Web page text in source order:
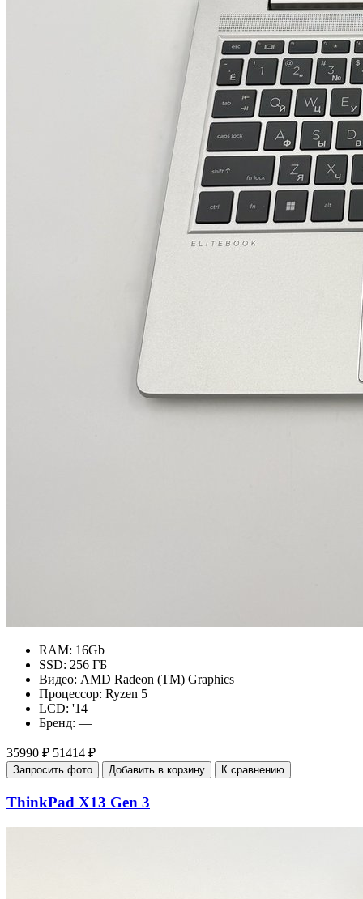
RAM: 16Gb
SSD: 256 ГБ
Видео: AMD Radeon (TM) Graphics
Процессор: Ryzen 5
LCD: '14
Бренд: —
35990 ₽ 51414 ₽
Запросить фото Добавить в корзину К сравнению
ThinkPad X13 Gen 3